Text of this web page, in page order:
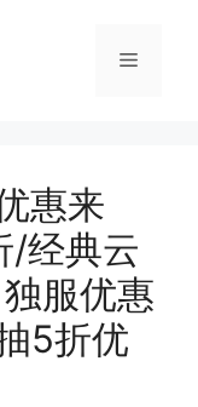
菜
惠来
/经典云
服优惠
5折优